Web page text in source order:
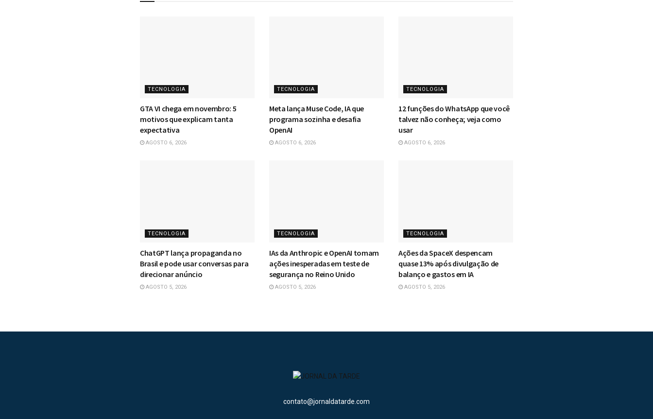
TECNOLOGIA
GTA VI chega em novembro: 5
motivos que explicam tanta
expectativa
AGOSTO 6, 2026
TECNOLOGIA
Meta lança Muse Code, IA que
programa sozinha e desafia
OpenAI
AGOSTO 6, 2026
TECNOLOGIA
12 funções do WhatsApp que você
talvez não conheça; veja como
usar
AGOSTO 6, 2026
TECNOLOGIA
ChatGPT lança propaganda no
Brasil e pode usar conversas para
direcionar anúncio
AGOSTO 5, 2026
TECNOLOGIA
IAs da Anthropic e OpenAI tomam
ações inesperadas em teste de
segurança no Reino Unido
AGOSTO 5, 2026
TECNOLOGIA
Ações da SpaceX despencam
quase 13% após divulgação de
balanço e gastos em IA
AGOSTO 5, 2026
contato@jornaldatarde.com